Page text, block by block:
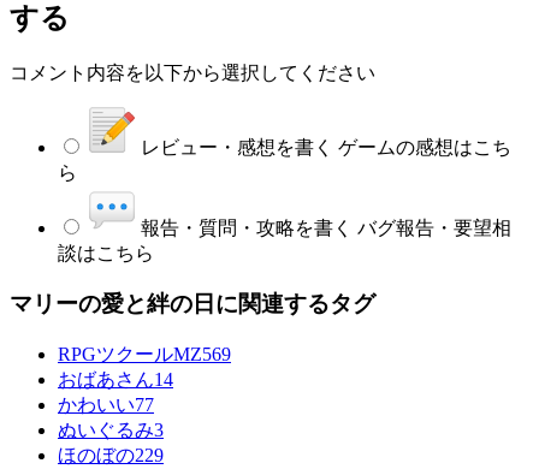
する
コメント内容を以下から選択してください
レビュー・感想を書く ゲームの感想はこち
ら
報告・質問・攻略を書く バグ報告・要望相
談はこちら
マリーの愛と絆の日に関連するタグ
RPGツクールMZ569
おばあさん14
かわいい77
ぬいぐるみ3
ほのぼの229